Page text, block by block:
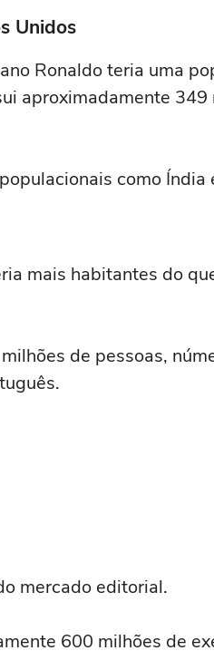
Unidos
Ronaldo teria uma
aproximadamente 349
como Índia
mais habitantes do
de pessoas,
mercado editorial.
600 milhões de